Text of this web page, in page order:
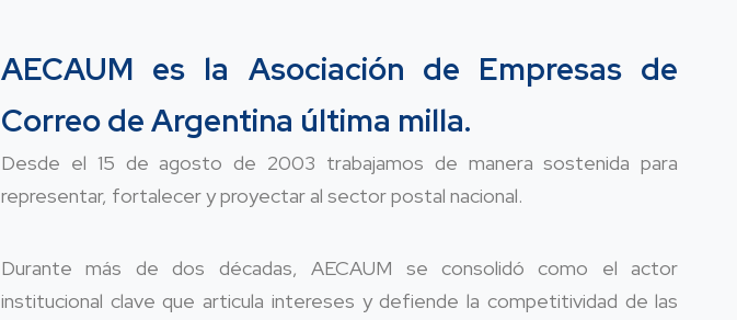
AECAUM es la Asociación de Empresas de
Correo de Argentina última milla.
Desde el 15 de agosto de 2003 trabajamos de manera sostenida para
representar, fortalecer y proyectar al sector postal nacional.
Durante más de dos décadas, AECAUM se consolidó como el actor
institucional clave que articula intereses y defiende la competitividad de las